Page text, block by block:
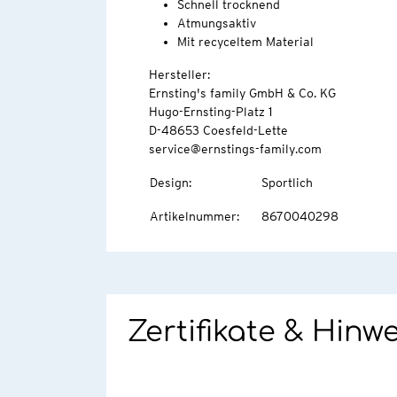
Schnell trocknend
Atmungsaktiv
Mit recyceltem Material
Hersteller:
Ernsting's family GmbH & Co. KG
Hugo-Ernsting-Platz 1
D-48653 Coesfeld-Lette
service@ernstings-family.com
Design: Sportlich
Artikelnummer: 8670040298
Zertifikate &